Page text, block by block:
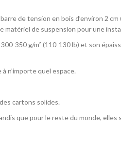
de tension en bois d’environ 2 cm
matériel de suspension pour une
350 g/m² (110-130 lb) et son
n’importe quel espace.
cartons solides.
que pour le reste du monde, elles